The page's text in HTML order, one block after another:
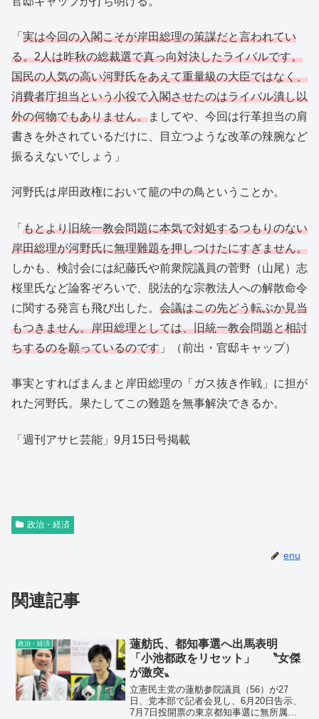
「 実は今回の入閣こそが岸田総理の策謀だと言われてい
る。2人は昨秋の総裁選で真っ向対決したライバルです。
国民の人気の高い河野氏をあえて重量級の大臣ではなく、
消費者庁担当という小役で入閣させたのはライバル潰し以
外の何物でもありません。ましてや、今回は行革担当の肩
書きを外されているだけに、目立つような改革の辣腕など
振るえないでしょう」
河野氏は岸田政権において籠の中の鳥ということか。
「 もとより旧統一教会問題に本気で対処するつもりのない
岸田総理が河野氏に無理難題を押しつけたにすぎません。
しかも、検討会には紀藤氏や前衆院議員の菅野（山尾）志
桜里氏など論客ぞろいで、脱法的な宗教法人への解散命令
に関する発言も飛び出した。 会議はこの先どう転ぶか見当
もつきません。岸田総理としては、旧統一教会問題と相討
ちするのを願っているのです 」（前出・官邸キャップ）
事実とすればまんまと岸田総理の「ガス抜き作戦」に担が
れた河野氏。果たしてこの難題を無事解決できるか。
「週刊アサヒ芸能」9月15日号掲載
政治・経済
enu
関連記事
政治・経済
蓮舫氏、都知事選へ出馬表明
「小池都政をリセット」 〝女傑
が激突〟
立憲民主党の蓮舫参院議員（56）が27
日、党本部で記者会見し、6月20日告示、
7月7日投開票の東京都知事選に無所属で